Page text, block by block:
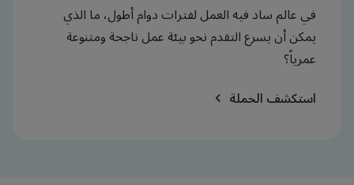
في عالم ساد فيه العمل لفترات دوام أطول، ما الذي
يمكن أن يسرع التقدم نحو بيئة عمل ناجحة ومتنوعة
عمرياً؟
استكشف الحملة